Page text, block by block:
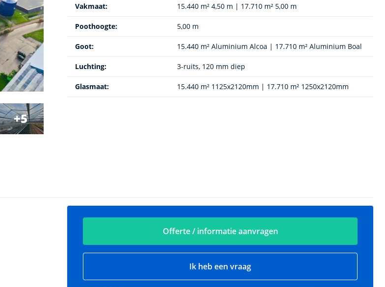
5
Vakmaat: 15.440 m² 4,50 m | 17.710 m² 5,00 m
Poothoogte: 5,00 m
Goot: 15.440 m² Aluminium Alcoa | 17.710 m² Aluminium Boal
Luchting: 3-ruits, 120 mm diep
Glasmaat: 15.440 m² 1125x2120mm | 17.710 m² 1250x2120mm
Offerte / informatie aanvragen
Ik heb een vraag